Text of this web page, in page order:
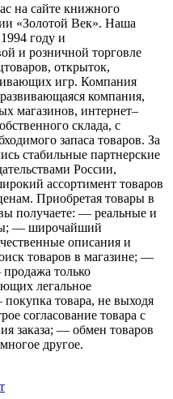
на сайте книжного
«Золотой Век». Наша
году и
и розничной торговле
открыток,
игр. Компания
компания,
магазинов, интернет–
склада, c
запаса товаров. За
стабильные партнерские
России,
ассортимент товаров
Приобретая товары в
получаете: — реальные и
— широчайший
описания и
товаров в магазине; —
только
легальное
товара, не выходя
согласование товара с
заказа; — обмен товаров
другое.